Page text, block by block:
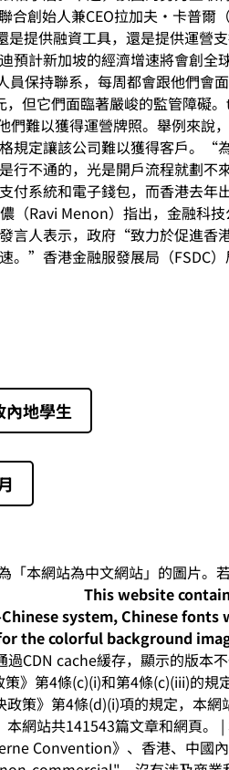
合創始人兼CEO拉加夫·卡普
提供融資工具，還是提供運營
預計新加坡的經濟增速將會創
員保持聯系，每周都會跟他們
但它們面臨著嚴峻的監管障礙
們難以獲得運營牌照。舉例來
規定讓該公司難以獲得客戶。“
行不通的，光是開戶流程就劃
系統和電子錢包，而香港去年
（Ravi Menon）指出，金融科
言人表示，政府“致力於促進
”香港金融服發展局（FSDC
內地學生
This website
system, Chinese
the colorful background
過CDN cache緩存，顯示的版本
》第4條(c)(i)和第4條(c)(iii)的規
策》第4條(d)(i)項的規定，本網
網站共141543篇文章和網頁
Convention》、香港、中國